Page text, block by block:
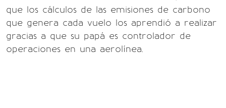
que los cálculos de las emisiones de carbono
que genera cada vuelo los aprendió a realizar
gracias a que su papá es controlador de
operaciones en una aerolínea.